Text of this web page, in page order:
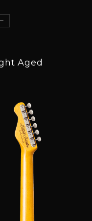
Aged